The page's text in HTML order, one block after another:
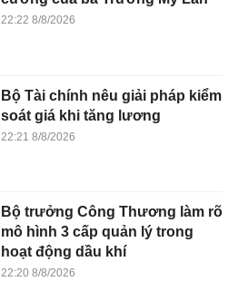
22:22 8/8/2026
Bộ Tài chính nêu giải pháp kiểm
soát giá khi tăng lương
22:21 8/8/2026
Bộ trưởng Công Thương làm rõ
mô hình 3 cấp quản lý trong
hoạt động dầu khí
22:20 8/8/2026